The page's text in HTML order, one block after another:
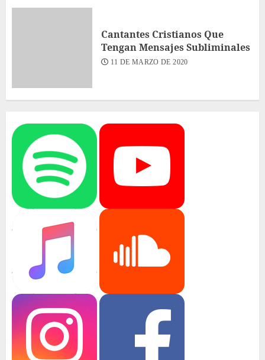
Cantantes Cristianos Que
Tengan Mensajes Subliminales
11 DE MARZO DE 2020